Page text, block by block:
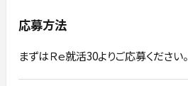
応募方法
まずはＲｅ就活30よりご応募ください。